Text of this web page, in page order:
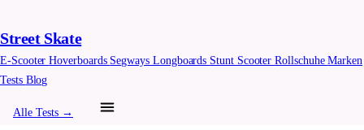
Street Skate
E-ScooterHoverboards Segways Longboards Stunt ScooterRollschuheMarken
Tests Blog
Alle Tests →